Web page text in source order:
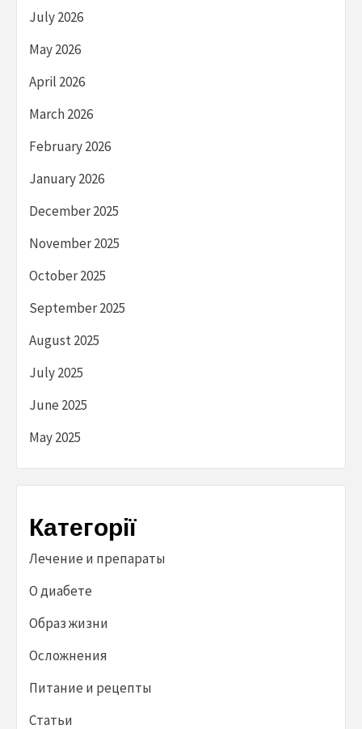
July 2026
May 2026
April 2026
March 2026
February 2026
January 2026
December 2025
November 2025
October 2025
September 2025
August 2025
July 2025
June 2025
May 2025
Категорії
Лечение и препараты
О диабете
Образ жизни
Осложнения
Питание и рецепты
Статьи